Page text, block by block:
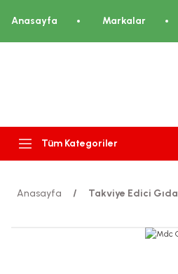
Anasayfa Markalar
Tüm Kategoriler
Anasayfa Takviye Edici Gıda